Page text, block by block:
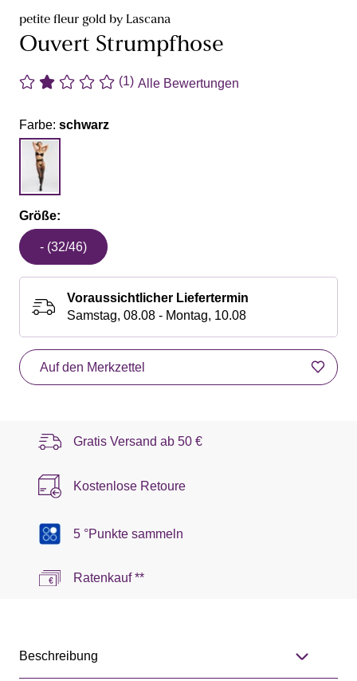
petite fleur gold by Lascana
Ouvert Strumpfhose
(1) Alle Bewertungen
Farbe: schwarz
Größe:
- (32/46)
Voraussichtlicher Liefertermin
Samstag, 08.08 - Montag, 10.08
Auf den Merkzettel
Gratis Versand ab 50 €
Kostenlose Retoure
5 °Punkte sammeln
Ratenkauf **
Beschreibung